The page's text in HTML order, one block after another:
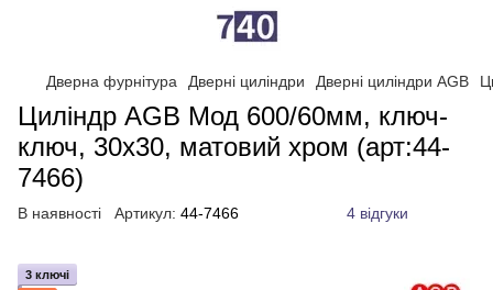
Дверна фурнітура Дверні циліндри Дверні циліндри AGB
Циліндр AGB Мод 600/60мм, ключ-
ключ, 30x30, матовий хром (арт:44-
7466)
В наявності Артикул: 44-7466 4 відгуки
3 ключі